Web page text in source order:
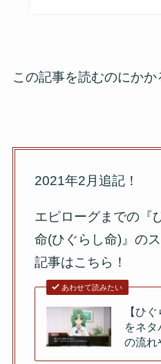
この記事を読むのにかか
2021年2月追記！
エピローグまでの『
命(ひぐらし命)』の
記事はこちら！
あわせて読みたい
【ひ
をネ
の流れ